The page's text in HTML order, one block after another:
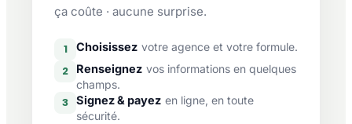
ça coûte · aucune surprise.
1 Choisissez votre agence et votre formule.
2 Renseignez vos informations en quelques
champs.
3 Signez & payez en ligne, en toute
sécurité.